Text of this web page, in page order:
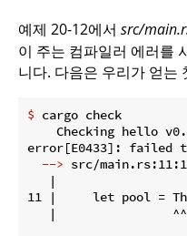
예제 20-12에서 src/
이 주는 컴파일러 에러를
니다. 다음은 우리가 얻는
$ cargo check
Checking hello
  -->
src/
   |
11 |     let pool =
|